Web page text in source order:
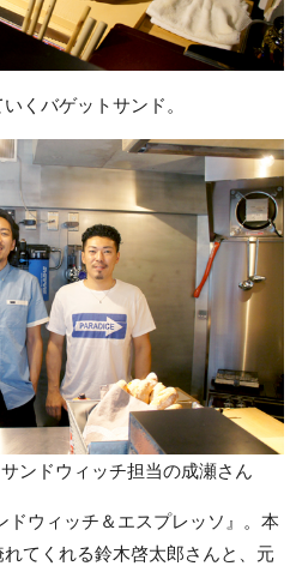
くバゲットサンド。
ンドウィッチ担当の成瀬さん
ドウィッチ＆エスプレッソ』。本
てくれる鈴木啓太郎さんと、元